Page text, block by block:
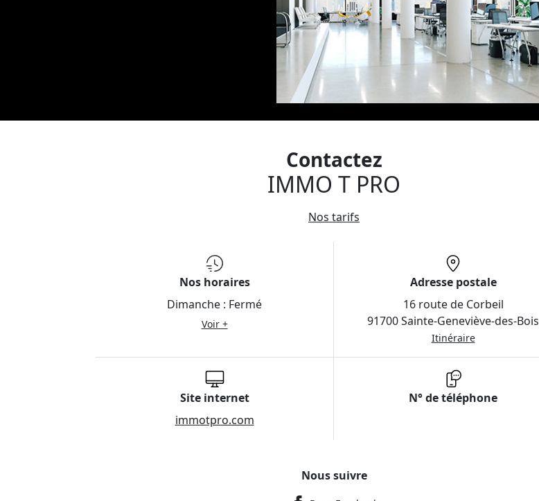
Contactez
IMMO T PRO
Nos tarifs
Nos horaires
Dimanche : Fermé
Voir +
Adresse postale
16 route de Corbeil
91700 Sainte-Geneviève-des-Bois
Itinéraire
Site internet
immotpro.com
N° de téléphone
Nous suivre